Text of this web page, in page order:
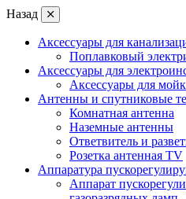
Назад
Аксессуары для
Поплавковый
Аксессуары для
Аксессуары для
Антенны и спутниковые
Комнатная антенна
Наземные антенны
Ответвитель и
Розетка антенная TV
Аппаратура
Аппарат